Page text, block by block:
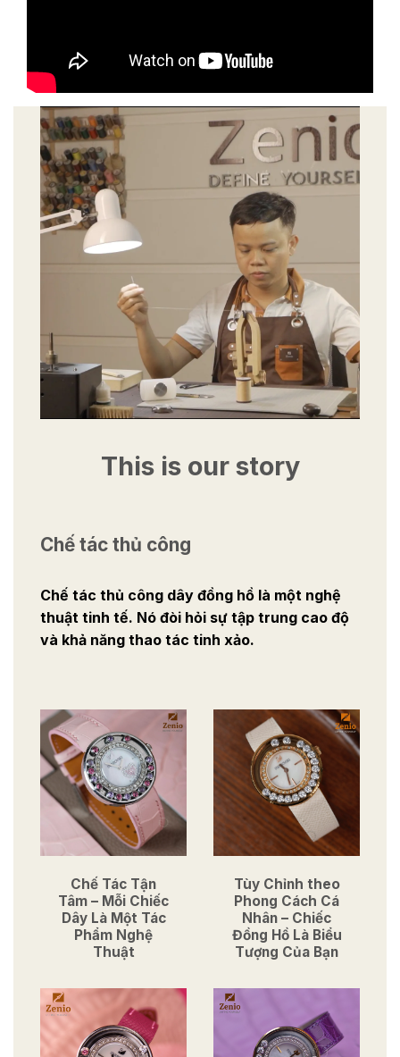
This is our story
Chế tác thủ công
Chế tác thủ công dây đồng hồ là một nghệ
thuật tinh tế. Nó đòi hỏi sự tập trung cao độ
và khả năng thao tác tinh xảo.
Chế Tác Tận
Tâm – Mỗi Chiếc
Dây Là Một Tác
Phẩm Nghệ
Thuật
Tùy Chỉnh theo
Phong Cách Cá
Nhân – Chiếc
Đồng Hồ Là Biểu
Tượng Của Bạn